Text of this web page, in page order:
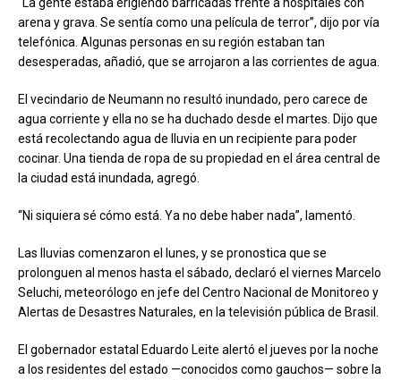
arena y grava. Se sentía como una película de terror”, dijo por vía
telefónica. Algunas personas en su región estaban tan
desesperadas, añadió, que se arrojaron a las corrientes de agua.
El vecindario de Neumann no resultó inundado, pero carece de
agua corriente y ella no se ha duchado desde el martes. Dijo que
está recolectando agua de lluvia en un recipiente para poder
cocinar. Una tienda de ropa de su propiedad en el área central de
la ciudad está inundada, agregó.
“Ni siquiera sé cómo está. Ya no debe haber nada”, lamentó.
Las lluvias comenzaron el lunes, y se pronostica que se
prolonguen al menos hasta el sábado, declaró el viernes Marcelo
Seluchi, meteorólogo en jefe del Centro Nacional de Monitoreo y
Alertas de Desastres Naturales, en la televisión pública de Brasil.
El gobernador estatal Eduardo Leite alertó el jueves por la noche
a los residentes del estado —conocidos como gauchos— sobre la